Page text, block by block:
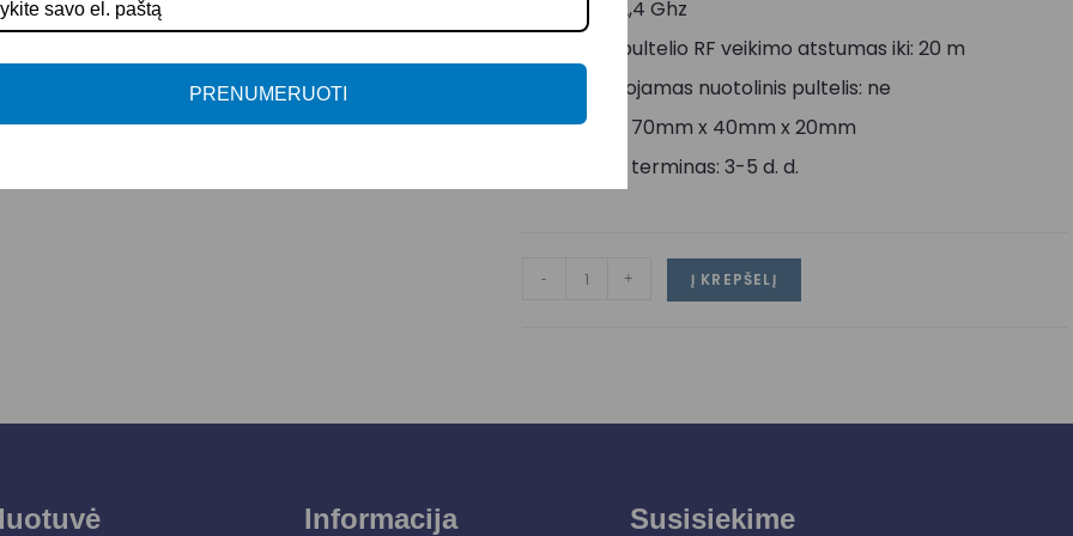
Dažnis RF: 2,4 Ghz
Nuotolinio pultelio RF veikimo atstumas iki: 20 m
Komplektuojamas nuotolinis pultelis: ne
Matmenys: 70mm x 40mm x 20mm
Pristatymo terminas: 3-5 d. d.
- + Į KREPŠELĮ
Informacija Susisiekime
PRENUMERUOTI